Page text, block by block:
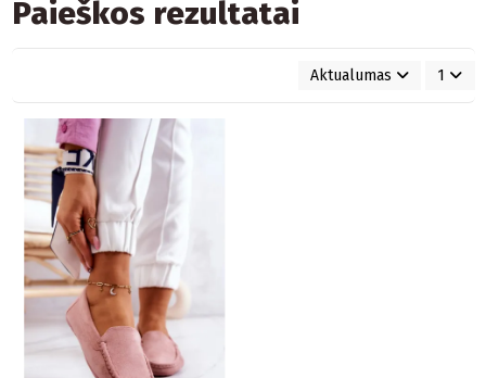
Paieškos rezultatai
Aktualumas 1